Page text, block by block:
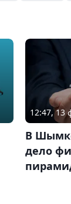
12:47, 13
В
дело